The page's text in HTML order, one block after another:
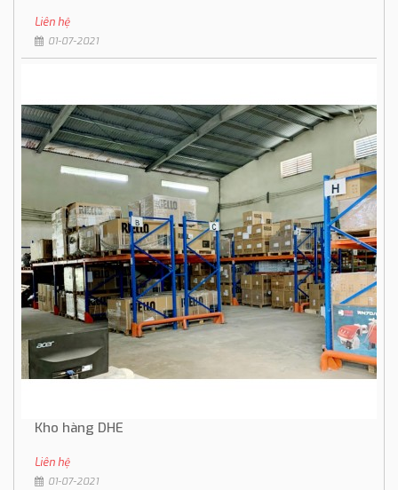
Liên hệ
01-07-2021
Kho hàng DHE
Liên hệ
01-07-2021